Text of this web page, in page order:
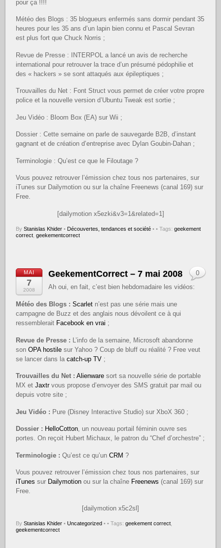
pour ça !!!!
Météo des Blogs : 35 blogueurs enfermés sans dormir pendant 35
heures pour les 35 ans d’un lapin bien connu et Pascal Sevran
est plus fort que Chuck Norris ;
Revue de Presse : INTERPOL a lancé un avis de recherche
international pour retrouver la trace d’un présumé pédophilie et
des « hackers » se sont attaqués aux épileptiques ;
Trouvailles du Net : Font Struct vous permet de créer votre propre
police et la nouvelle version d’Ubuntu Tweak est sortie ;
Jeu Vidéo : Bloom Box (EA) sur Wii ;
Dossier : Cette semaine on parle de sauvegarde B2B, d’instant
gagnant et de création d’entreprise avec Dylan Goubin-Dahan ;
Terminologie : Qu’est ce que le Filoutage ?
Vous pouvez retrouver l’émission chez tous nos partenaires, sur
iTunes sur Dailymotion ou sur la chaîne Freenews (canal 169) sur
Free.
[dailymotion x5ezki&v3=1&related=1]
ByStanislas Khider • Découvertes, tendances et société • • Tags:geekement
correct,geekementcorrect
MAI
7
2008
GeekementCorrect – 7 mai 2008
Ah oui, en fait, c’est bien hebdomadaire les vidéos:
Météo des Blogs : Scarlet n’est pas une série mais une
campagne de Buzz et des anglais nous dévoilent ce à qui
ressemblerait Facebook en vrai ;
Revue de Presse : L’info de la semaine, Microsoft abandonne
sonOPA hostile sur Yahoo ? Coup de bluff ou réalité ? Free veut
se lancer dans lacatch-up TV ;
Trouvailles du Net : Alienware sort sa nouvelle série de portable
MX etJaxtrvous propose d’envoyer des SMS gratuit par mail ou
depuis votre site ;
Jeu Vidéo : Pure (Disney Interactive Studio) sur XboX 360 ;
Dossier : HelloCotton, un nouveau portail féminin ouvre ses
portes. On reçoit Hubert Michaux, le patron du “Chef d’orchestre” ;
Terminologie : Qu’est ce qu’unCRM ?
Vous pouvez retrouver l’émission chez tous nos partenaires, sur
iTunes sur Dailymotion ou sur la chaîne Freenews (canal 169) sur
Free.
[dailymotion x5c2sl]
ByStanislas Khider • Uncategorized •
0
• Tags:geekement correct
geekementcorrect